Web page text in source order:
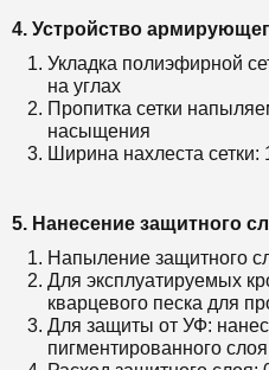
4. Устройство
Укладка полиэфирной
на углах
Пропитка сетки
насыщения
Ширина нахлеста
5. Нанесение защитного
Напыление защитного
Для эксплуатируемых
кварцевого песка для
Для защиты от УФ:
пигментированного слоя